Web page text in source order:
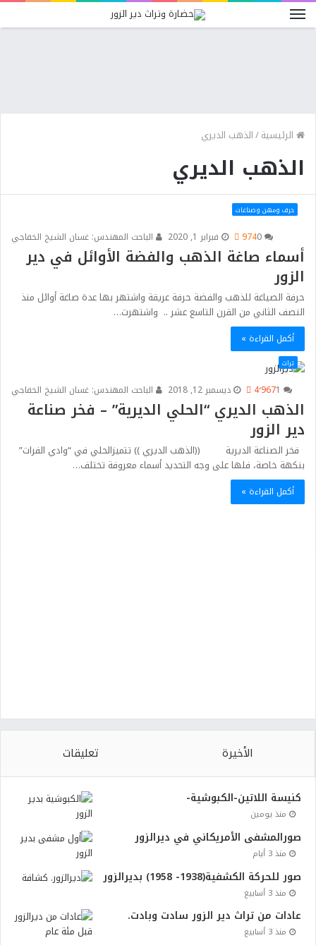
الرئيسية/الذهب الديري
الذهب الديري
حرف ومهن وصناعات
الباحث المهندس: غسان الشيخ الخفاجي فبراير 1, 2020 974
أسماء صاغة الذهب والفضة الأوائل في دير
الزور
حرفة الصياغة للذهب والفضة حرفة عريقة واشتهر بها عدة صاغة أوائل منذ
النصف الثاني من القرن التاسع عشر .. واشتهرت…
أكمل القراءة »
تراث
الباحث المهندس: غسان الشيخ الخفاجي ديسمبر 12, 2018 4٬967
الذهب الديري “الحلي الديرية” – فخر صناعة
دير الزور
فخر الصناعة الديرية ((الذهب الديري )) تتميزالحلي في “وادي الفرات”
بنكهة خاصة، فلها على وجه التحديد أسماء معروفة تختلف…
أكمل القراءة »
الأخيرة تعليقات
كنيسة اللاتين-الكبوشية-
منذ يومين
صورالمشفى الأمريكاني في ديرالزور
منذ 3 أيام
صور للحركة الكشفية(1938- 1958) بديرالزور
منذ 3 أسابيع
عادات من تراث دير الزور سادت وبادت.
منذ 3 أسابيع